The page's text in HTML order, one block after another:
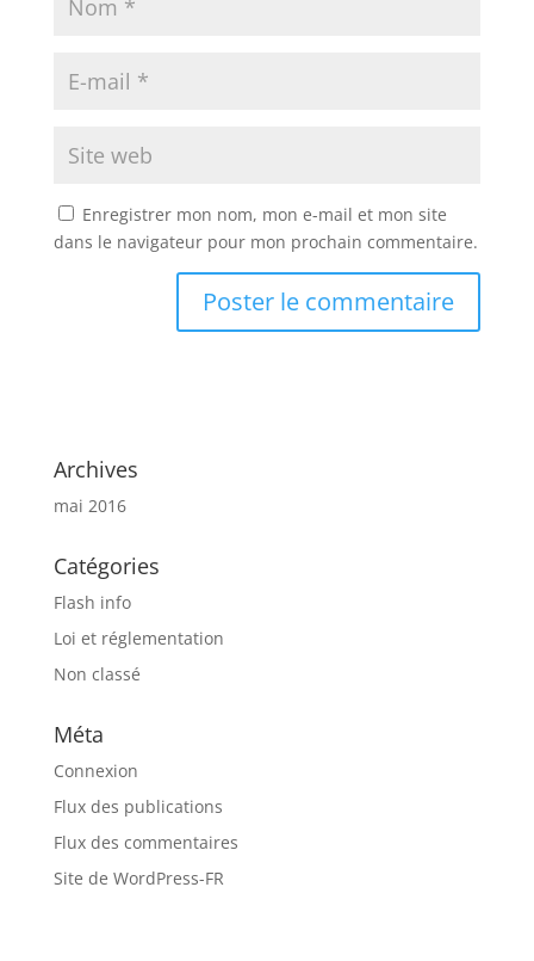
Enregistrer mon nom, mon e-mail et mon site
dans le navigateur pour mon prochain commentaire.
Archives
mai 2016
Catégories
Flash info
Loi et réglementation
Non classé
Méta
Connexion
Flux des publications
Flux des commentaires
Site de WordPress-FR